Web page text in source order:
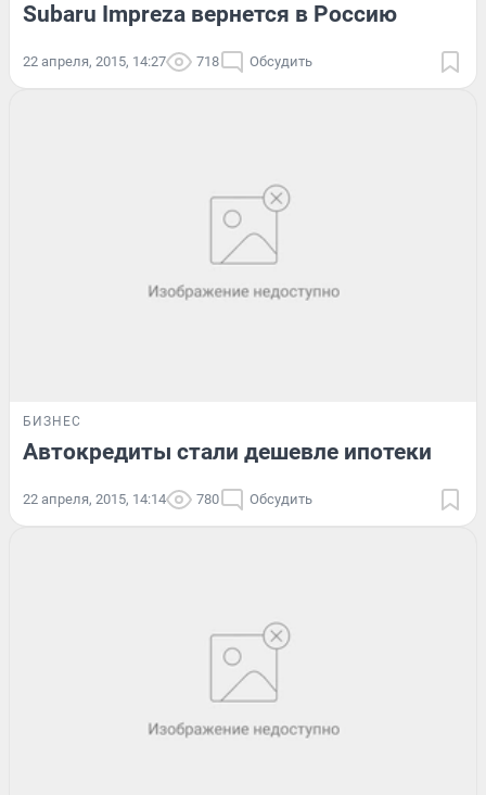
Subaru Impreza вернется в Россию
22 апреля, 2015, 14:27 718 Обсудить
БИЗНЕС
Автокредиты стали дешевле ипотеки
22 апреля, 2015, 14:14 780 Обсудить